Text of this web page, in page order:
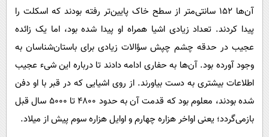
آن‌ها ۱۵۲ سانتی‌متر از سطح خاک پایین‌تر رفته بودند که اسکلت را
پیدا کردند. تعداد زیادی اشیا همراه او پیدا شده بود، اما یک زائده
عجیب در حدقه چشم چپش سؤالات زیادی برای باستان‌شناسان به
وجود آورده بود. آن‌ها به حفاری ادامه دادند تا درباره این شیء عجیب
اطلاعات بیشتری به دست بیاورند. از روی اشیایی که در قبر با او دفن
شده بودند، معلوم بود که قدمت آن به حدود ۴۸۰۰ تا ۵۰۰۰ سال قبل
بازمی‌گردد؛ یعنی اواخر هزاره چهارم و اوایل هزاره سوم پیش از میلاد.